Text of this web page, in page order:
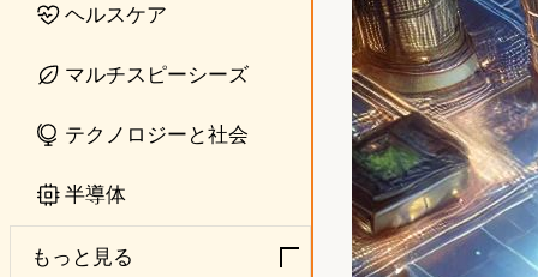
ヘルスケア
マルチスピーシーズ
テクノロジーと社会
半導体
もっと見る
n